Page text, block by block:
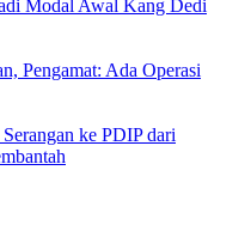
Modal Awal Kang Dedi
Pengamat: Ada Operasi
ke PDIP dari